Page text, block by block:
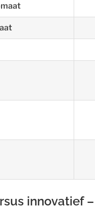
innovatief